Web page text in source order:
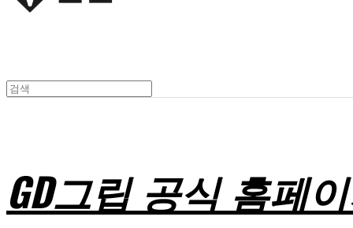
GD그립 공식 홈페